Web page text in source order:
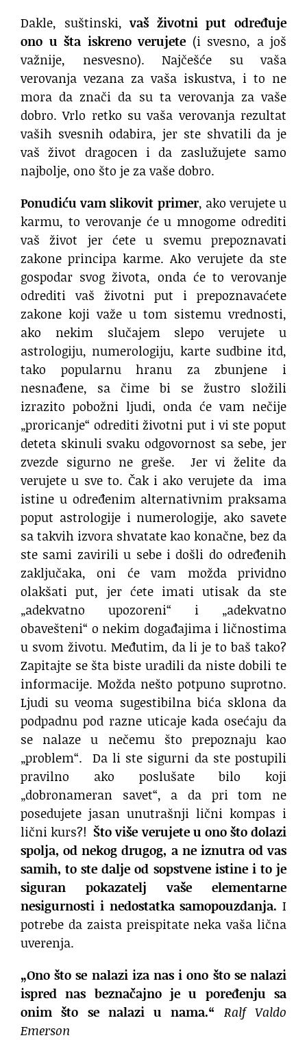
Dakle, suštinski,vaš životni put određuje
ono u šta iskreno verujete (i svesno, a još
važnije, nesvesno). Najčešće su vaša
verovanja vezana za vaša iskustva, i to ne
mora da znači da su ta verovanja za vaše
dobro. Vrlo retko su vaša verovanja rezultat
vaših svesnih odabira, jer ste shvatili da je
vaš život dragocen i da zaslužujete samo
najbolje, ono što je za vaše dobro.
Ponudiću vam slikovit primer, ako verujete u
karmu, to verovanje će u mnogome odrediti
vaš život jer ćete u svemu prepoznavati
zakone principa karme. Ako verujete da ste
gospodar svog života, onda će to verovanje
odrediti vaš životni put i prepoznavaćete
zakone koji važe u tom sistemu vrednosti,
ako nekim slučajem slepo verujete u
astrologiju, numerologiju, karte sudbine itd,
tako popularnu hranu za zbunjene i
nesnađene, sa čime bi se žustro složili
izrazito pobožni ljudi, onda će vam nečije
„proricanje“ odrediti životni put i vi ste poput
deteta skinuli svaku odgovornost sa sebe, jer
zvezde sigurno ne greše. Jer vi želite da
verujete u sve to. Čak i ako verujete da ima
istine u određenim alternativnim praksama
poput astrologije i numerologije, ako savete
sa takvih izvora shvatate kao konačne, bez da
ste sami zavirili u sebe i došli do određenih
zaključaka, oni će vam možda prividno
olakšati put, jer ćete imati utisak da ste
„adekvatno upozoreni“ i „adekvatno
obavešteni“ o nekim događajima i ličnostima
u svom životu. Međutim, da li je to baš tako?
Zapitajte se šta biste uradili da niste dobili te
informacije. Možda nešto potpuno suprotno.
Ljudi su veoma sugestibilna bića sklona da
podpadnu pod razne uticaje kada osećaju da
se nalaze u nečemu što prepoznaju kao
„problem“. Da li ste sigurni da ste postupili
pravilno ako poslušate bilo koji
„dobronameran savet“, a da pri tom ne
posedujete jasan unutrašnji lični kompas i
lični kurs?!Što više verujete u ono što dolazi
spolja, od nekog drugog, a ne iznutra od vas
samih, to ste dalje od sopstvene istine i to je
siguran pokazatelj vaše elementarne
nesigurnosti i nedostatka samopouzdanja. I
potrebe da zaista preispitate neka vaša lična
uverenja.
„Ono što se nalazi iza nas i ono što se nalazi
ispred nas beznačajno je u poređenju sa
onim što se nalazi u nama.“ Ralf Valdo
Emerson